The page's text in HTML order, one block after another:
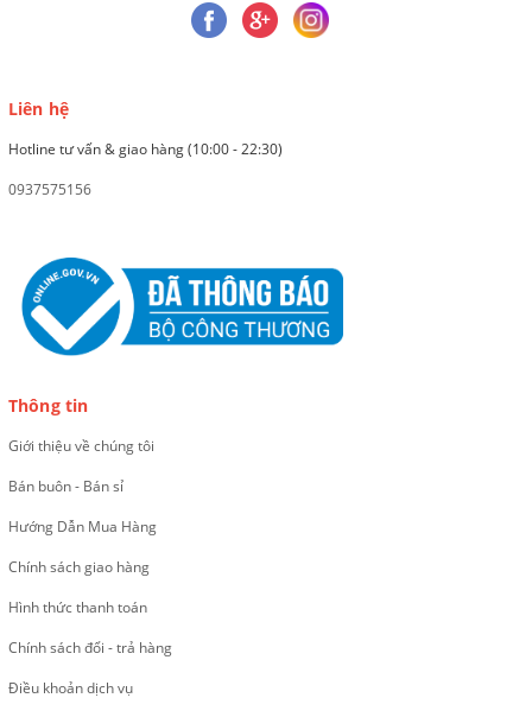
Liên hệ
Hotline tư vấn & giao hàng (10:00 - 22:30)
0937575156
Thông tin
Giới thiệu về chúng tôi
Bán buôn - Bán sỉ
Hướng Dẫn Mua Hàng
Chính sách giao hàng
Hình thức thanh toán
Chính sách đổi - trả hàng
Điều khoản dịch vụ